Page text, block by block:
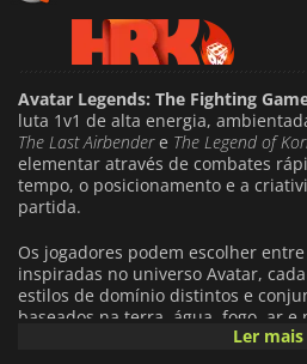
Avatar Legends: The Fighting
luta 1v1 de alta energia,
The Last Airbendere The Legend of
elementar através de combates
tempo, o posicionamento e a
partida.
Os jogadores podem escolher
inspiradas no universo Avatar,
estilos de domínio distintos e
baseados na terra, água, fogo, ar
joga de forma diferente,
Ler mais